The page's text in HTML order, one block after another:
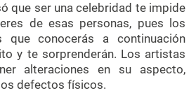
que ser una celebridad te impide
de esas personas, pues los
que conocerás a continuación
y te sorprenderán. Los artistas
alteraciones en su aspecto,
defectos físicos.